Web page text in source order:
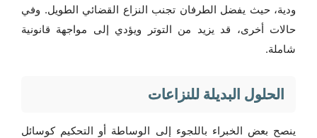
ودية، حيث يفضل الطرفان تجنب النزاع القضائي الطويل. وفي
حالات أخرى، قد يزيد من التوتر ويؤدي إلى مواجهة قانونية
شاملة.
الحلول البديلة للنزاعات
ينصح بعض الخبراء باللجوء إلى الوساطة أو التحكيم كوسائل